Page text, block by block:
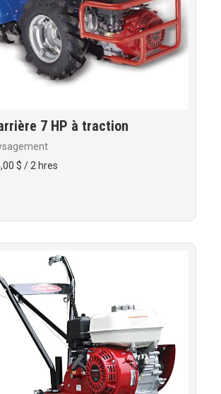
7 HP à traction
$ / 2 hres